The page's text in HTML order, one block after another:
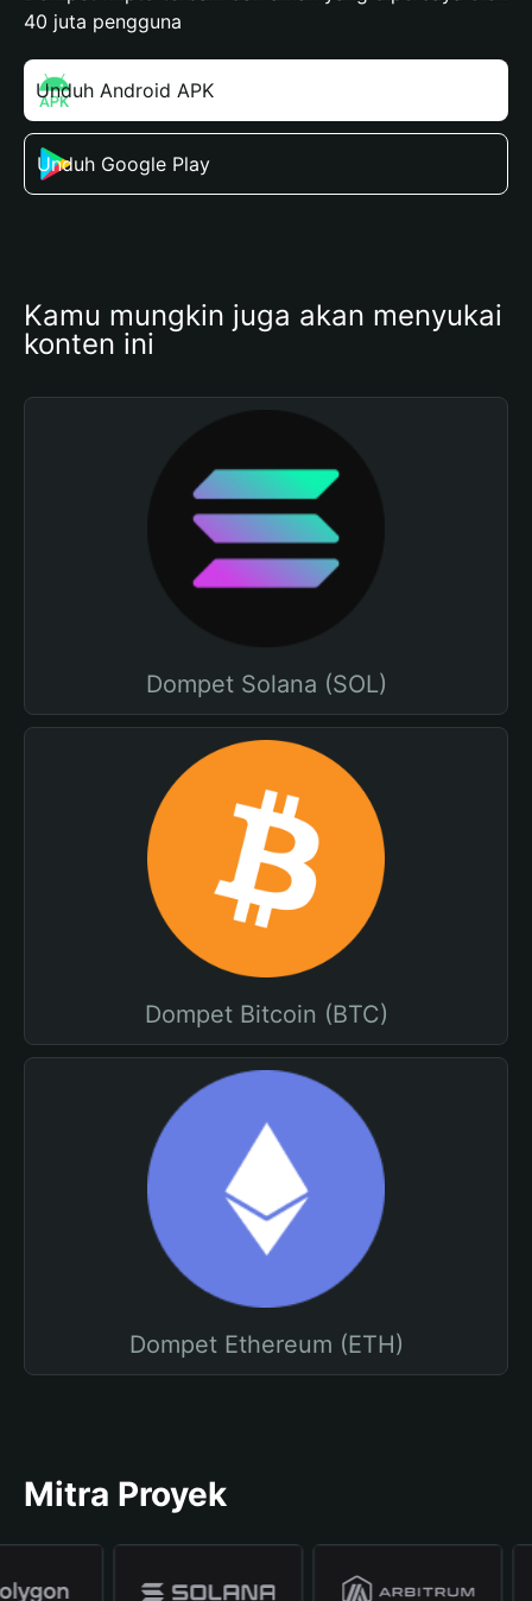
40 juta pengguna
Unduh Android APK
Unduh Google Play
Kamu mungkin juga akan menyukai
konten ini
Dompet Solana (SOL)
Dompet Bitcoin (BTC)
Dompet Ethereum (ETH)
Mitra Proyek